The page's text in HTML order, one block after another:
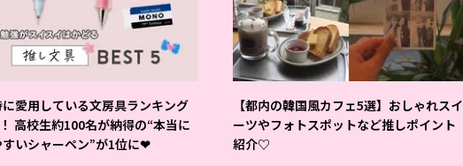
愛用している文房具ランキング
高校生約100名が納得の“本当に
いシャーペン”が1位に❤
【都内の韓国風カフェ5選】おしゃれスイ
ーツやフォトスポットなど推しポイント
紹介♡